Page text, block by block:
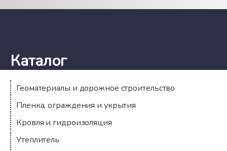
Каталог
Геоматериалы и дорожное строительство
Пленка, ограждения и укрытия
Кровля и гидроизоляция
Утеплитель